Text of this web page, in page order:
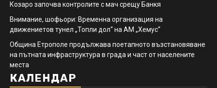
Козаро започва контролите с мач срещу Банкя
Внимание, шофьори: Временна организация на
движениетов тунел „Топли дол“ на АМ „Хемус“
Община Етрополе продължава поетапното възстановяване
на пътната инфраструктура в града и част от населените
места
КАЛЕНДАР